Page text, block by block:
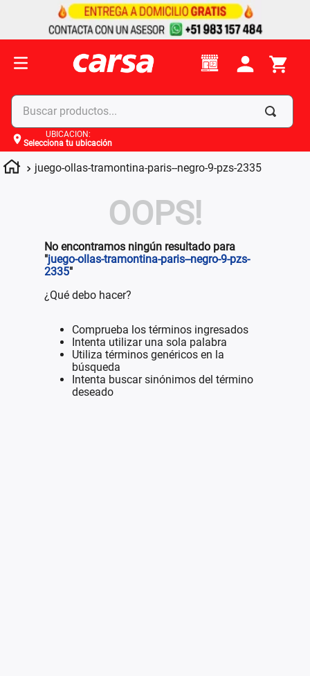
Buscar productos...
UBICACIÓN:
Selecciona tu ubicación
juego-ollas-tramontina-paris--negro-9-pzs-2335
OOPS!
No encontramos ningún resultado para
"juego-ollas-tramontina-paris--negro-9-pzs-
2335"
¿Qué debo hacer?
Comprueba los términos ingresados
Intenta utilizar una sola palabra
Utiliza términos genéricos en la
búsqueda
Intenta buscar sinónimos del término
deseado
Términos más buscados
1.
celulares
apple